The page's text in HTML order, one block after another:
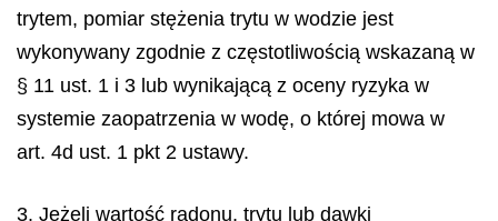
trytem, pomiar stężenia trytu w wodzie jest
wykonywany zgodnie z częstotliwością wskazaną w
§ 11 ust. 1 i 3 lub wynikającą z oceny ryzyka w
systemie zaopatrzenia w wodę, o której mowa w
art. 4d ust. 1 pkt 2 ustawy.
3. Jeżeli wartość radonu, trytu lub dawki